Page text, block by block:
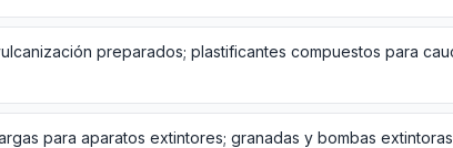
para aparatos extintores; granadas y bombas extintoras